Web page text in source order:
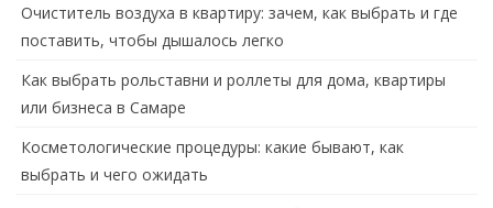
Очиститель воздуха в квартиру: зачем, как выбрать и где
поставить, чтобы дышалось легко
Как выбрать рольставни и роллеты для дома, квартиры
или бизнеса в Самаре
Косметологические процедуры: какие бывают, как
выбрать и чего ожидать